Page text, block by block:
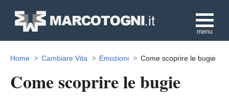
menu
Home Cambiare Vita Emozioni Come scoprire le bugie
Come scoprire le bugie